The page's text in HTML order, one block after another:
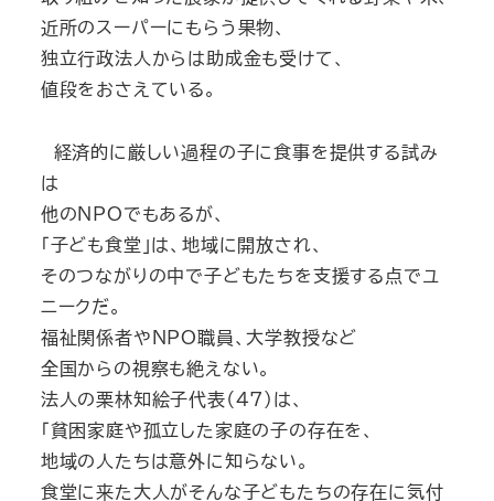
近所のスーパーにもらう果物、
独立行政法人からは助成金も受けて、
値段をおさえている。
経済的に厳しい過程の子に食事を提供する試み
は
他のNPOでもあるが、
「子ども食堂」は、地域に開放され、
そのつながりの中で子どもたちを支援する点でユ
ニークだ。
福祉関係者やNPO職員、大学教授など
全国からの視察も絶えない。
法人の栗林知絵子代表（47）は、
「貧困家庭や孤立した家庭の子の存在を、
地域の人たちは意外に知らない。
食堂に来た大人がそんな子どもたちの存在に気付